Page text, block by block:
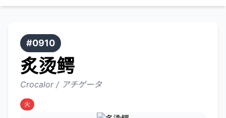
#0910
炙烫鳄
Crocalor / アチゲータ
火